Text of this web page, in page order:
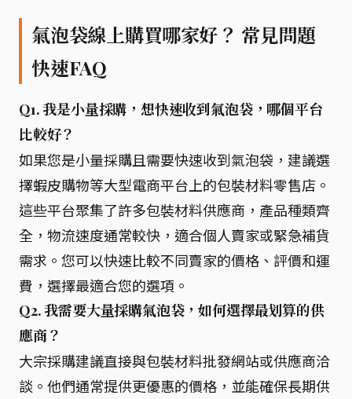
氣泡袋線上購買哪家好？ 常見問題
快速FAQ
Q1. 我是小量採購，想快速收到氣泡袋，哪個平台
比較好？
如果您是小量採購且需要快速收到氣泡袋，建議選
擇蝦皮購物等大型電商平台上的包裝材料零售店。
這些平台聚集了許多包裝材料供應商，產品種類齊
全，物流速度通常較快，適合個人賣家或緊急補貨
需求。您可以快速比較不同賣家的價格、評價和運
費，選擇最適合您的選項。
Q2. 我需要大量採購氣泡袋，如何選擇最划算的供
應商？
大宗採購建議直接與包裝材料批發網站或供應商洽
談。他們通常提供更優惠的價格，並能確保長期供